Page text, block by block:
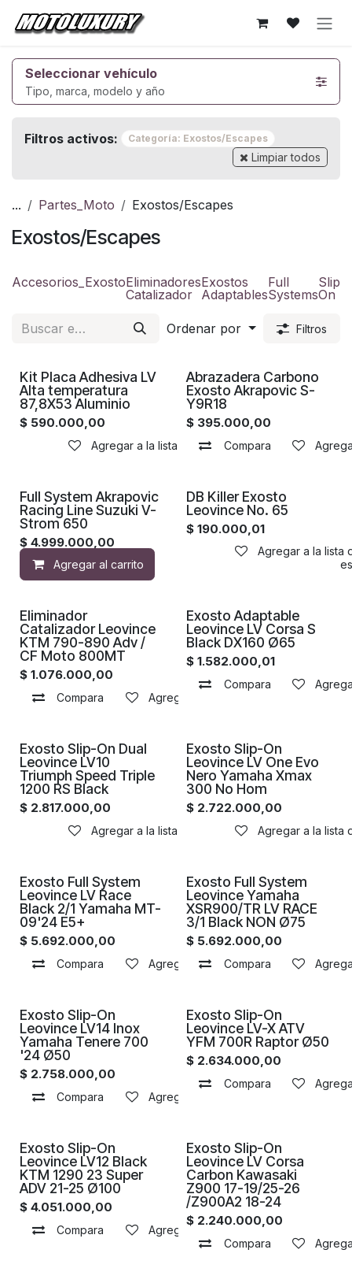
Ir al contenido
Seleccionar vehículo
Tipo, marca, modelo y año
Filtros activos: Categoría: Exostos/Escapes
Limpiar todos
... Partes_Moto Exostos/Escapes
Exostos/Escapes
Accesorios_ExostoEliminadores
Catalizador
Exostos
Adaptables
Full
Systems
Slip-
On
Ordenar por
Filtros
Kit Placa Adhesiva LV
Alta temperatura
87,8X53 Aluminio
$ 590.000,00
Agregar a la lista de deseos
Abrazadera Carbono
Exosto Akrapovic S-
Y9R18
$ 395.000,00
Compara
Full System Akrapovic
Racing Line Suzuki V-
Strom 650
$ 4.999.000,00
Agregar al carrito Agregar a la lista de
DB Killer Exosto
Leovince No. 65
$190.000,01
Agregar a la lista
Eliminador
Catalizador Leovince
KTM 790-890 Adv /
CF Moto 800MT
$ 1.076.000,00
Compara Agregar a la lista de deseos
Proximamente
Exosto Adaptable
Leovince LV Corsa S
Black DX160 Ø65
$1.582.000,01
Compara
Proximamente
Exosto Slip-On Dual
Leovince LV10
Triumph Speed Triple
1200 RS Black
$ 2.817.000,00
Agregar a la lista de deseos
Proximamente
Exosto Slip-On
Leovince LV One Evo
Nero Yamaha Xmax
300 No Hom
$ 2.722.000,00
Agregar a la lista
Proximamente
Exosto Full System
Leovince LV Race
Black 2/1 Yamaha MT-
09'24 E5+
$ 5.692.000,00
Compara Agregar a la lista de deseos
Proximamente
Exosto Full System
Leovince Yamaha
XSR900/TR LV RACE
3/1 Black NON Ø75
$ 5.692.000,00
Compara
Proximamente
Exosto Slip-On
Leovince LV14 Inox
Yamaha Tenere 700
'24 Ø50
$ 2.758.000,00
Compara Agregar a la lista de deseos
Proximamente
Exosto Slip-On
Leovince LV-X ATV
YFM 700R Raptor Ø50
$ 2.634.000,00
Compara
Proximamente
Exosto Slip-On
Leovince LV12 Black
KTM 1290 23 Super
ADV 21-25 Ø100
$ 4.051.000,00
Compara Agregar a la lista de deseos
Proximamente
Exosto Slip-On
Leovince LV Corsa
Carbon Kawasaki
Z900 17-19/25-26
/Z900A2 18-24
$ 2.240.000,00
Compara